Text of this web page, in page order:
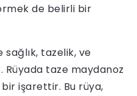
de belirli bir
tazelik, ve
taze maydanoz
işarettir. Bu rüya,